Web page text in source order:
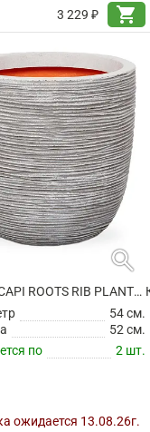
3 229 ₽
shopping_cart
search
КАШПО CAPI ROOTS RIB PLANTER BALL IVORY
54 см.
52 см.
по
2 шт.
ожидается 13.08.26г.